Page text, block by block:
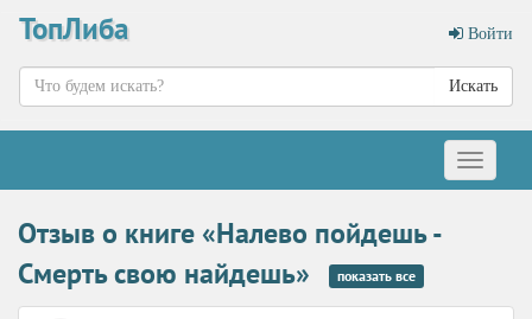
ТопЛиба Войти
Искать
Меню
Отзыв о книге «Налево пойдешь -
Смерть свою найдешь»
показать все